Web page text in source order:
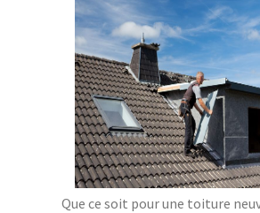
Que ce soit pour une toiture